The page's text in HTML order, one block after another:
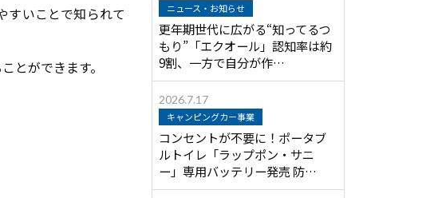
すいことで知られて
とができます。
ニュース・お知らせ
更年期世代に広がる“知ってるつ
もり”「エクオール」認知率は約
9割、一方で自分が作…
2026.7.17
キャンピングカー事業
コンセントが不要に！ポータブ
ルトイレ「ラップポン・サニ
ー」専用バッテリー発売 防…